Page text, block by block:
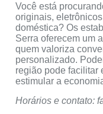
Você está
originais,
doméstica? Os
Serra oferecem um
quem valoriza
personalizado.
região pode facilitar
estimular a
Horários e contato: